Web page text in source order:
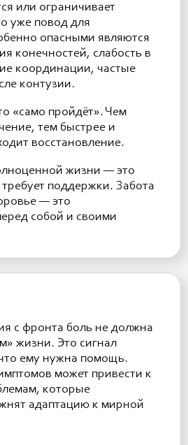
или ограничивает
уже повод для
опасными являются
конечностей, слабость в
координации, частые
контузии.
«само пройдёт». Чем
тем быстрее и
восстановление.
жизни — это
поддержки. Забота
— это
собой и своими
с фронта боль не должна
жизни. Это сигнал
ему нужна помощь.
может привести к
которые
адаптацию к мирной